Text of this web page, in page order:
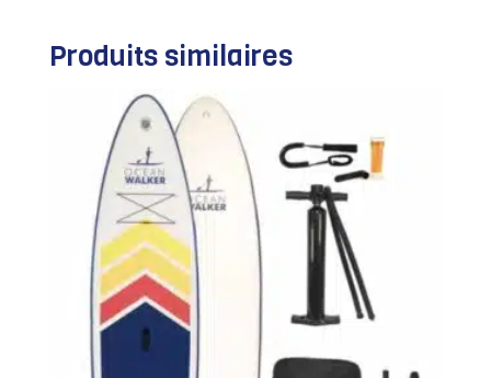
Produits similaires